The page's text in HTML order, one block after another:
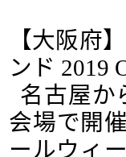
【大阪府
ンド 2019
名古屋か
会場で開
ールウィ